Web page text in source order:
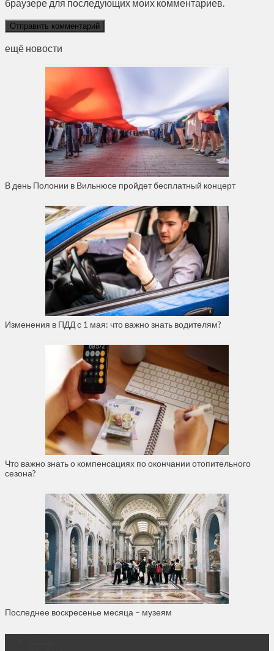
браузере для последующих моих комментариев.
ещё новости
В день Полонии в Вильнюсе пройдет бесплатный концерт
Изменения в ПДД с 1 мая: что важно знать водителям?
Что важно знать о компенсациях по окончании отопительного
сезона?
Последнее воскресенье месяца – музеям